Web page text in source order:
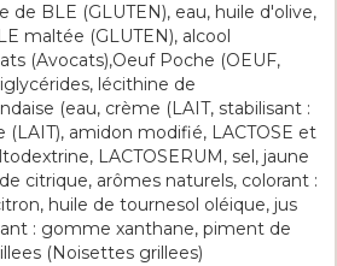
de BLE (GLUTEN), eau, huile d'olive,
maltée (GLUTEN), alcool
(Avocats),Oeuf Poche (OEUF,
lécithine de
(eau, crème (LAIT, stabilisant :
(LAIT), amidon modifié, LACTOSE et
LACTOSERUM, sel, jaune
citrique, arômes naturels, colorant :
huile de tournesol oléique, jus
: gomme xanthane, piment de
(Noisettes grillees)